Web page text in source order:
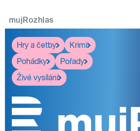
mujRozhlas
Hry a četby
Krimi
Pohádky
Pořady
Živé vysílání